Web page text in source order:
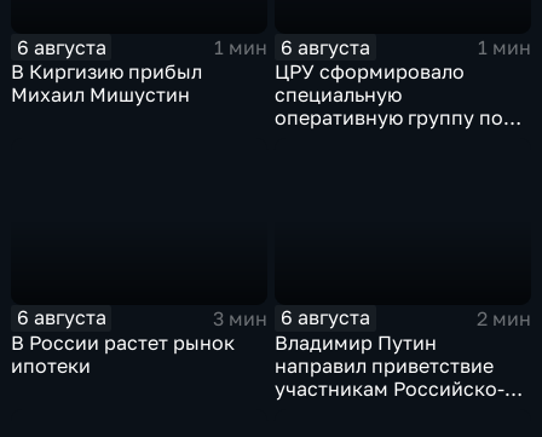
6 августа
1 мин
В Киргизию прибыл
Михаил Мишустин
6 августа
1 мин
ЦРУ сформировало
специальную
оперативную группу по
6 августа
3 мин
В России растет рынок
ипотеки
6 августа
2 мин
Владимир Путин
направил приветствие
участникам Российско-